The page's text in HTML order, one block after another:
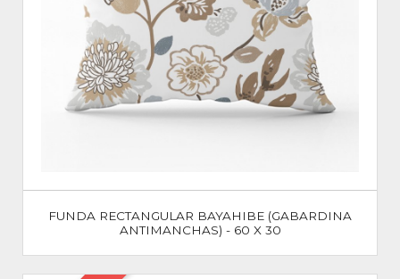
FUNDA RECTANGULAR BAYAHIBE (GABARDINA
ANTIMANCHAS) - 60 X 30